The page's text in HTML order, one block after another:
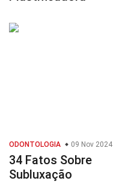
ODONTOLOGIA 09 Nov 2024
34 Fatos Sobre
Subluxação